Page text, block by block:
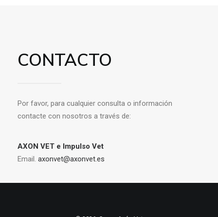
CONTACTO
Por favor, para cualquier consulta o información
contacte con nosotros a través de:
AXON VET e Impulso Vet
Email. axonvet@axonvet.es